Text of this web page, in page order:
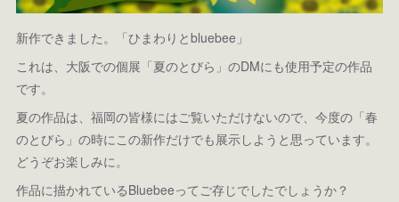
新作できました。「ひまわりとbluebee」
これは、大阪での個展「夏のとびら」のDMにも使用予定の作品
です。
夏の作品は、福岡の皆様にはご覧いただけないので、今度の「春
のとびら」の時にこの新作だけでも展示しようと思っています。
どうぞお楽しみに。
作品に描かれているBluebeeってご存じでしたでしょうか？